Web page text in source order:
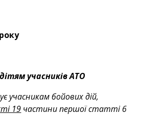
учасників АТО
учасникам бойових дій,
19 частини першої статті 6